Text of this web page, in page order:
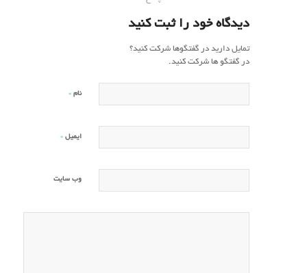
دیدگاه خود را ثبت کنید
تمایل دارید در گفتگوها شرکت کنید؟
در گفتگو ها شرکت کنید.
نام *
ایمیل *
وب‌ سایت